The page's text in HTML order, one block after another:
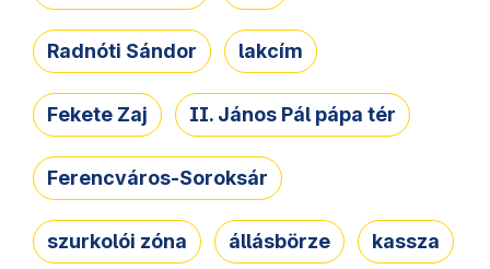
Radnóti Sándor lakcím
Fekete Zaj II. János Pál pápa tér
Ferencváros-Soroksár
szurkolói zóna állásbörze kassza